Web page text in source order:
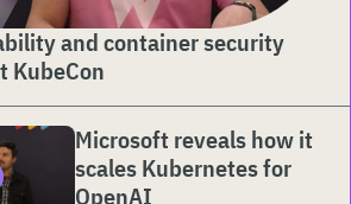
and container security
KubeCon
Microsoft reveals how it
scales Kubernetes for
OpenAI